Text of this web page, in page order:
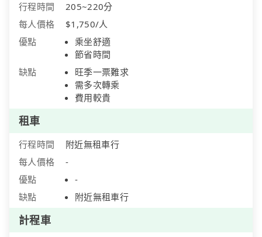
行程時間
205~220分
每人價格
$1,750/人
優點
乘坐舒適
節省時間
缺點
旺季一票難求
需多次轉乘
費用較貴
租車
行程時間
附近無租車行
每人價格
-
優點
-
缺點
附近無租車行
計程車